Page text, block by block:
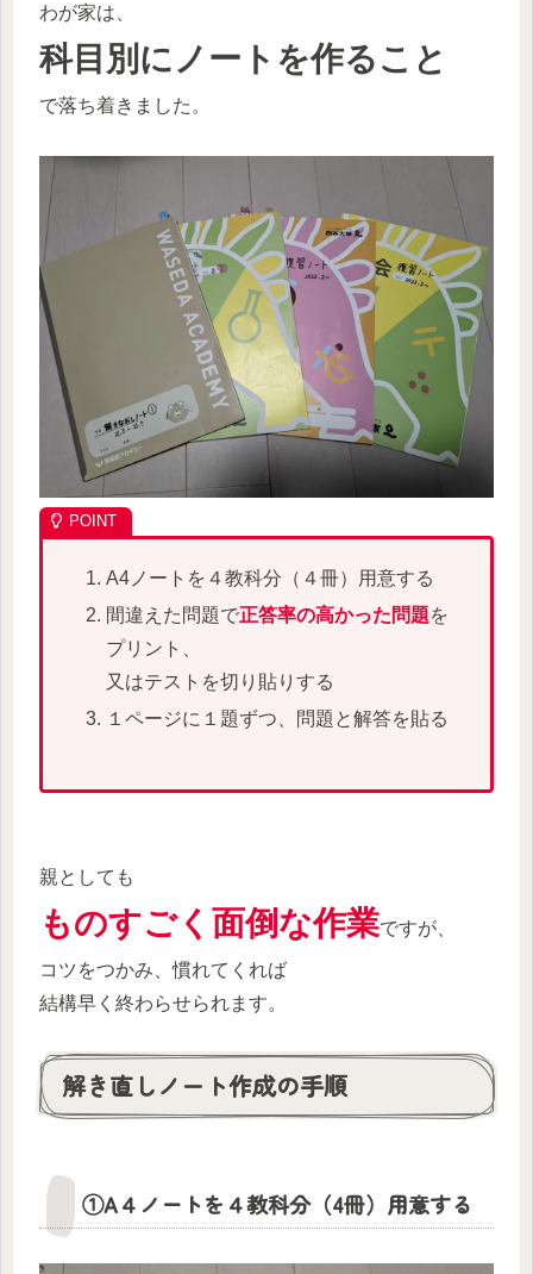
わが家は、
科目別にノートを作ること
で落ち着きました。
A4ノートを４教科分（４冊）用意する
間違えた問題で正答率の高かった問題を
プリント、
又はテストを切り貼りする
１ページに１題ずつ、問題と解答を貼る
親としても
ものすごく面倒な作業ですが、
コツをつかみ、慣れてくれば
結構早く終わらせられます。
解き直しノート作成の手順
①A４ノートを４教科分（4冊）用意する